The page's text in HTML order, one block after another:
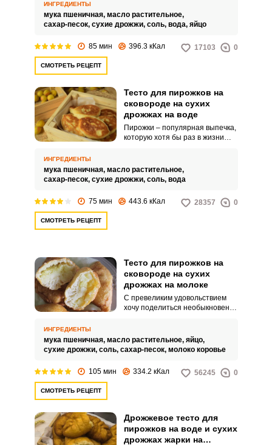
пирожки с капустой, поэтому я
это тесто использую именно с
этой целью.
ИНГРЕДИЕНТЫ
мука пшеничная, масло растительное,
сахар-песок, сухие дрожжи, соль, вода, яйцо
85 мин 396.3 кКал 17103 0
СМОТРЕТЬ РЕЦЕПТ
Тесто для пирожков на
сковороде на сухих
дрожжах на воде
Пирожки – популярная выпечка,
которую хотя бы раз в жизни
идеальный рецепт теста.
ИНГРЕДИЕНТЫ
мука пшеничная, масло растительное,
сахар-песок, сухие дрожжи, соль, вода
75 мин 443.6 кКал 28357 0
СМОТРЕТЬ РЕЦЕПТ
Тесто для пирожков на
сковороде на сухих
дрожжах на молоке
С превеликим удовольствием
хочу поделиться необыкновенно
молоке. Такое тесто получается
невероятно воздушным и
ИНГРЕДИЕНТЫ
мука пшеничная, масло растительное, яйцо,
сухие дрожжи, соль, сахар-песок, молоко коровье
105 мин 334.2 кКал 56245 0
СМОТРЕТЬ РЕЦЕПТ
Дрожжевое тесто для
пирожков на воде и сухих
дрожжах жарки на